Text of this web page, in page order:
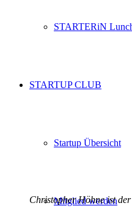
STARTERiN
STARTUP CLUB
Startup Übersicht
Mitglied werden
Christopher Höhne ist